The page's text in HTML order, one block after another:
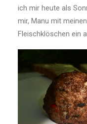
ich mir heute als
mir, Manu mit
Fleischklöschen ein